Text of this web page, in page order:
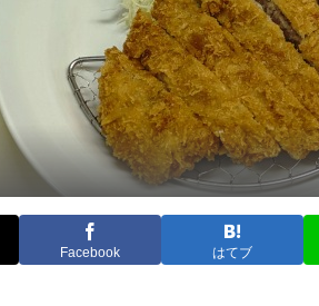
Facebook はてブ